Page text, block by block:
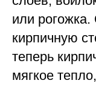
или
кирпичную
теперь
мягкое